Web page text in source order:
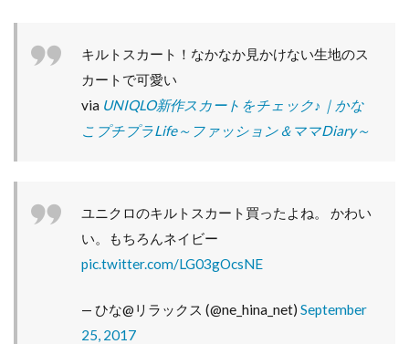
キルトスカート！なかなか見かけない生地のス
カートで可愛い
via UNIQLO新作スカートをチェック♪｜かな
こプチプラLife～ファッション＆ママDiary～
ユニクロのキルトスカート買ったよね。 かわい
い。もちろんネイビー
pic.twitter.com/LG03gOcsNE
— ひな@リラックス (@ne_hina_net) September
25, 2017